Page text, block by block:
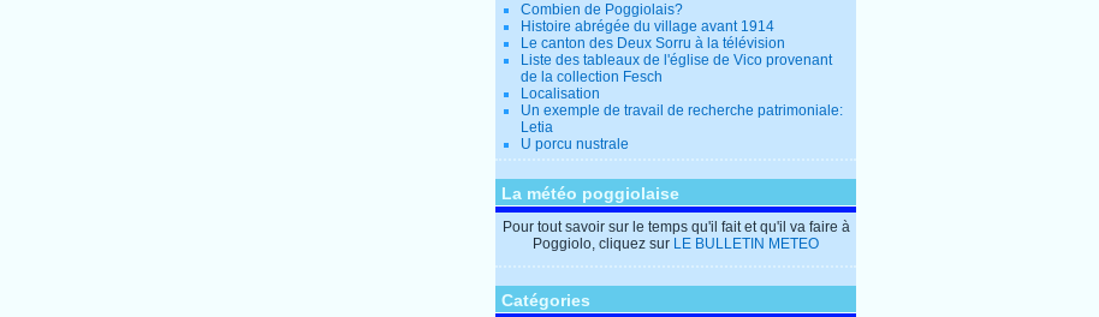
Combien de Poggiolais?
Histoire abrégée du village avant 1914
Le canton des Deux Sorru à la télévision
Liste des tableaux de l'église de Vico provenant
de la collection Fesch
Localisation
Un exemple de travail de recherche patrimoniale:
Letia
U porcu nustrale
La météo poggiolaise
Pour tout savoir sur le temps qu'il fait et qu'il va faire à
Poggiolo, cliquez sur LE BULLETIN METEO
Catégories